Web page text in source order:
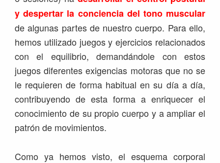
y despertar la conciencia del tono muscular
de algunas partes de nuestro cuerpo. Para ello,
hemos utilizado juegos y ejercicios relacionados
con el equilibrio, demandándole con estos
juegos diferentes exigencias motoras que no se
le requieren de forma habitual en su día a día,
contribuyendo de esta forma a enriquecer el
conocimiento de su propio cuerpo y a ampliar el
patrón de movimientos.
Como ya hemos visto, el esquema corporal